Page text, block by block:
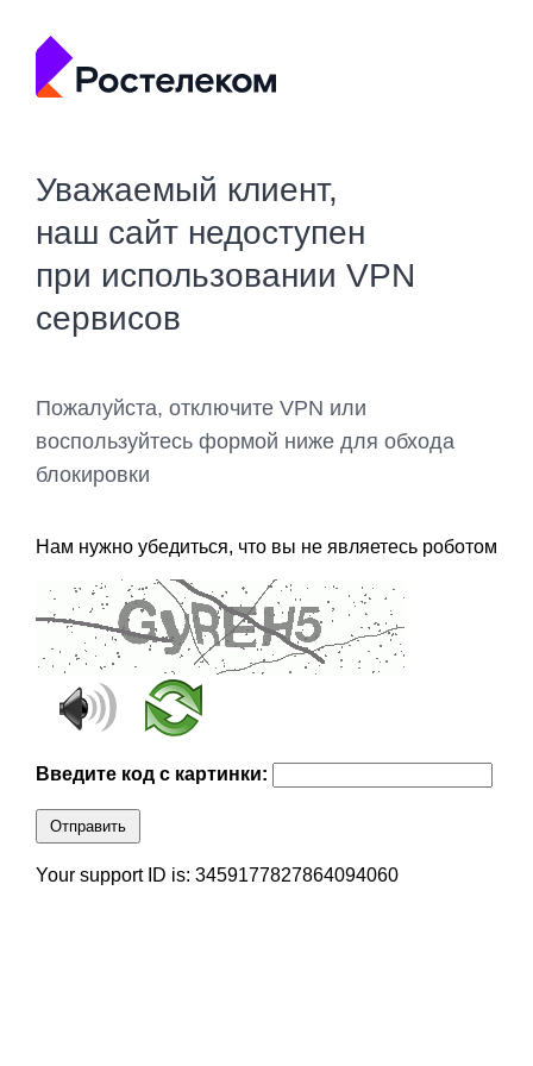
Уважаемый клиент,
наш сайт недоступен
при использовании VPN
сервисов
Пожалуйста, отключите VPN или
воспользуйтесь формой ниже для обхода
блокировки
Нам нужно убедиться, что вы не являетесь роботом
Введите код с картинки:
Отправить
Your support ID is: 3459177827864094060